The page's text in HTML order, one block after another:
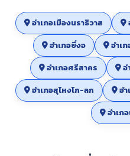
อำเภอเมืองนราธิวาส
อำเภอยี่งอ
อำเภ
อำเภอศรีสาคร
อ
อำเภอสุไหงโก-ลก
อ
อำเภ